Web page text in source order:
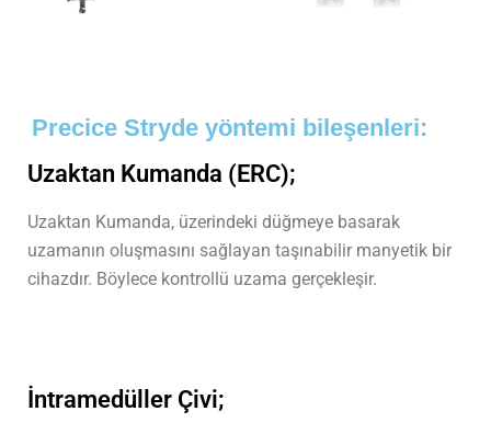
Precice Stryde yöntemi bileşenleri:
Uzaktan Kumanda (ERC);
Uzaktan Kumanda, üzerindeki düğmeye basarak
uzamanın oluşmasını sağlayan taşınabilir manyetik bir
cihazdır. Böylece kontrollü uzama gerçekleşir.
İntramedüller Çivi;